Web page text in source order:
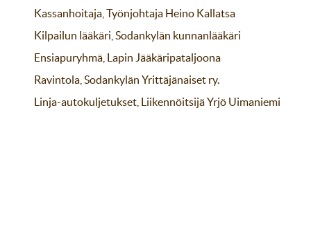
Kassanhoitaja, Työnjohtaja Heino Kallatsa
Kilpailun lääkäri, Sodankylän kunnanlääkäri
Ensiapuryhmä, Lapin Jääkäripataljoona
Ravintola, Sodankylän Yrittäjänaiset ry.
Linja-autokuljetukset, Liikennöitsijä Yrjö Uimaniemi